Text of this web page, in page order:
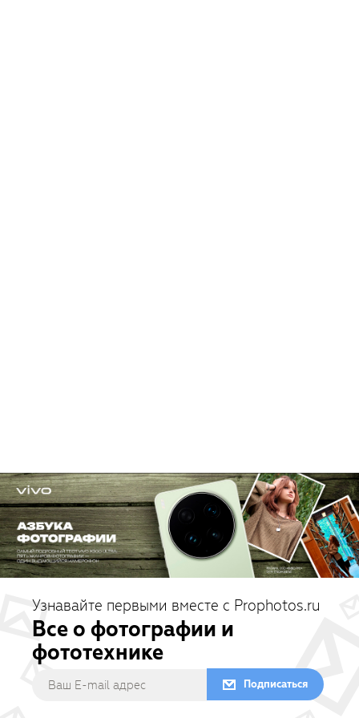
Узнавайте первыми вместе с Prophotos.ru
Все о фотографии и
фототехнике
Подписаться